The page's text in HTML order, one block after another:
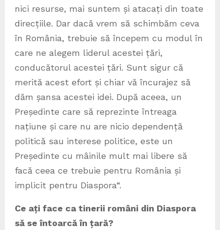
nici resurse, mai suntem și atacați din toate
direcțiile. Dar dacă vrem să schimbăm ceva
în România, trebuie să începem cu modul în
care ne alegem liderul acestei țări,
conducătorul acestei țări. Sunt sigur că
merită acest efort și chiar vă încurajez să
dăm șansa acestei idei. După aceea, un
Președinte care să reprezinte întreaga
națiune și care nu are nicio dependență
politică sau interese politice, este un
Președinte cu mâinile mult mai libere să
facă ceea ce trebuie pentru România și
implicit pentru Diaspora“.
Ce ați face ca tinerii români din Diaspora
să se întoarcă în țară?